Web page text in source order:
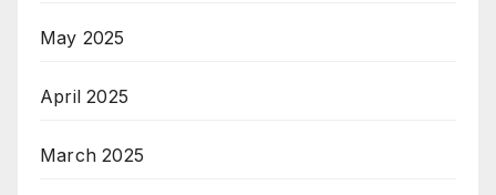
May 2025
April 2025
March 2025